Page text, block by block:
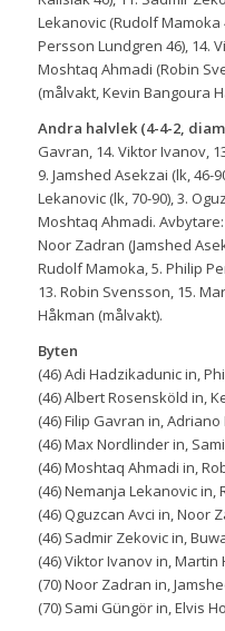
Lekanovic (Rudolf Mamoka
Persson Lundgren 46), 14.
Moshtaq Ahmadi (Robin
(målvakt, Kevin Bangoura
Andra halvlek (4-4-2,
Gavran, 14. Viktor Ivanov,
9. Jamshed Asekzai (lk, 46-
Lekanovic (lk, 70-90), 3.
Moshtaq Ahmadi. Avbytare:
Noor Zadran (Jamshed
Rudolf Mamoka, 5. Philip
13. Robin Svensson, 15.
Håkman (målvakt).
Byten
(46) Adi Hadzikadunic in,
(46) Albert Rosensköld in,
(46) Filip Gavran in,
(46) Max Nordlinder in,
(46) Moshtaq Ahmadi in,
(46) Nemanja Lekanovic in,
(46) Qguzcan Avci in, Noor
(46) Sadmir Zekovic in,
(46) Viktor Ivanov in, Martin
(70) Noor Zadran in,
(70) Sami Güngör in, Elvis